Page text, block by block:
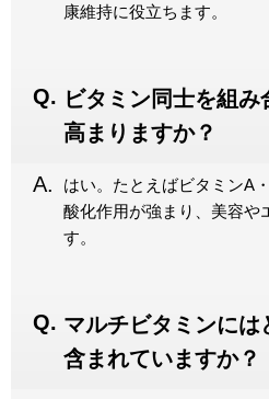
康維持に役立ちます。
ビタミン同士を組
高まりますか？
はい。たとえばビタミンA
酸化作用が強まり、美容や
す。
マルチビタミンには
含まれていますか？